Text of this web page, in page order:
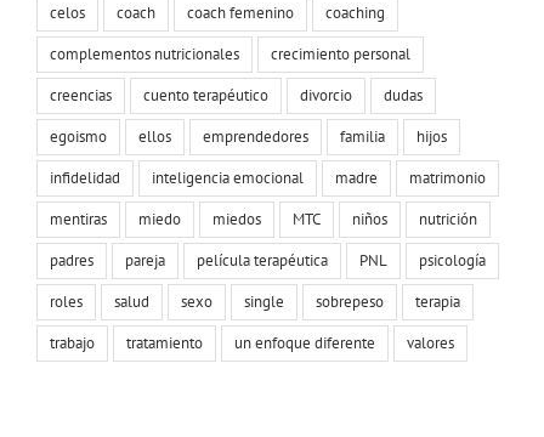
celos
coach coach femenino
coaching
complementos nutricionales
crecimiento personal
creencias
cuento terapéutico divorcio
dudas
egoismo
ellos emprendedores familia
hijos
infidelidad
inteligencia emocional madre
matrimonio
mentiras
miedo miedos MTC niños
nutrición
padres
pareja película terapéutica PNL
psicología
roles
salud sexo single sobrepeso
terapia
trabajo
tratamiento un enfoque diferente valores